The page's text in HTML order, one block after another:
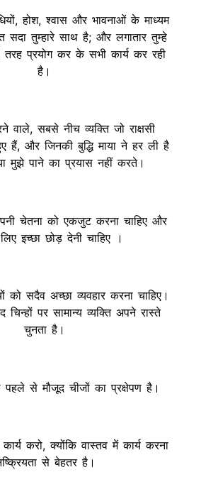
होश, श्वास और भावनाओं के माध्यम
सदा तुम्हारे साथ है; और लगातार तुम्हे
प्रयोग कर के सभी कार्य कर रही
है।
वाले, सबसे नीच व्यक्ति जो राक्षसी
हैं, और जिनकी बुद्धि माया ने हर ली है
मुझे पाने का प्रयास नहीं करते।
चेतना को एकजुट करना चाहिए और
इच्छा छोड़ देनी चाहिए ।
को सदैव अच्छा व्यवहार करना चाहिए।
चिन्हों पर सामान्य व्यक्ति अपने रास्ते
चुनता है।
पहले से मौजूद चीजों का प्रक्षेपण है।
करो, क्योंकि वास्तव में कार्य करना
से बेहतर है।